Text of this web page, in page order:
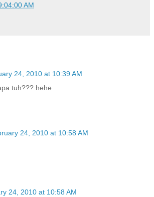
AM
24, 2010 at 10:39 AM
tuh??? hehe
24, 2010 at 10:58 AM
24, 2010 at 10:58 AM